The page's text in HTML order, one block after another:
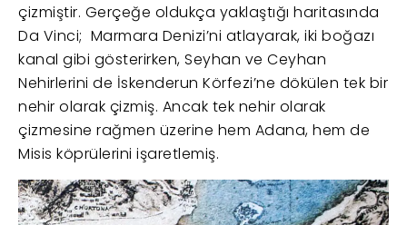
çizmiştir. Gerçeğe oldukça yaklaştığı haritasında
Da Vinci; Marmara Denizi’ni atlayarak, iki boğazı
kanal gibi gösterirken, Seyhan ve Ceyhan
Nehirlerini de İskenderun Körfezi’ne dökülen tek bir
nehir olarak çizmiş. Ancak tek nehir olarak
çizmesine rağmen üzerine hem Adana, hem de
Misis köprülerini işaretlemiş.